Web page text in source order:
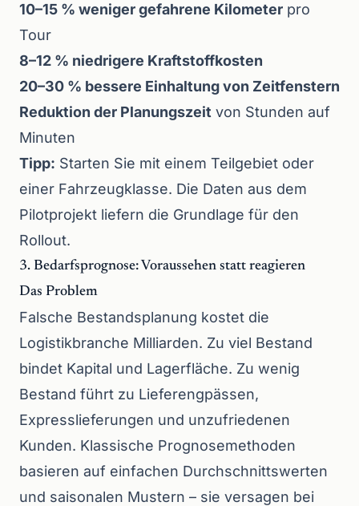
10–15 % weniger gefahrene Kilometer pro
Tour
8–12 % niedrigere Kraftstoffkosten
20–30 % bessere Einhaltung von Zeitfenstern
Reduktion der Planungszeit von Stunden auf
Minuten
Tipp: Starten Sie mit einem Teilgebiet oder
einer Fahrzeugklasse. Die Daten aus dem
Pilotprojekt liefern die Grundlage für den
Rollout.
3. Bedarfsprognose: Voraussehen statt reagieren
Das Problem
Falsche Bestandsplanung kostet die
Logistikbranche Milliarden. Zu viel Bestand
bindet Kapital und Lagerfläche. Zu wenig
Bestand führt zu Lieferengpässen,
Expresslieferungen und unzufriedenen
Kunden. Klassische Prognosemethoden
basieren auf einfachen Durchschnittswerten
und saisonalen Mustern – sie versagen bei